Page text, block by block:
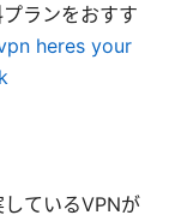
ランをおすす
heres your
ているVPNが